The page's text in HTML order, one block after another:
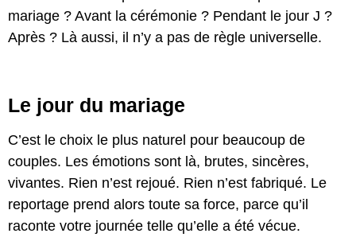
mariage ? Avant la cérémonie ? Pendant le jour J ?
Après ? Là aussi, il n’y a pas de règle universelle.
Le jour du mariage
C’est le choix le plus naturel pour beaucoup de
couples. Les émotions sont là, brutes, sincères,
vivantes. Rien n’est rejoué. Rien n’est fabriqué. Le
reportage prend alors toute sa force, parce qu’il
raconte votre journée telle qu’elle a été vécue.